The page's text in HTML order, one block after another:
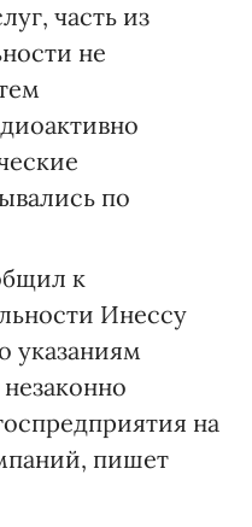
часть из
не
по
к
Инессу
указаниям
на
пишет